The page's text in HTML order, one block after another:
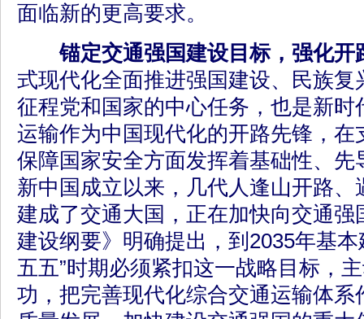
面临新的更高要求。
锚定交通强国建设目标，强化开
式现代化全面推进强国建设、民族复
征程党和国家的中心任务，也是新时
运输作为中国现代化的开路先锋，在
保障国家安全方面发挥着基础性、先
新中国成立以来，几代人逢山开路
建成了交通大国，正在加快向交通
建设纲要》明确提出，到2035年基
五五”时期必须紧扣这一战略目标，
功，把完善现代化综合交通运输体系